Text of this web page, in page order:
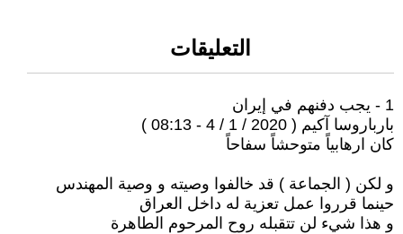
التعليقات
1 - يجب دفنهم في إيران
بارباروسا آكيم ( 2020 / 1 / 4 - 08:13 )
كان ارهابياً متوحشاً سفاحاً
و لكن ( الجماعة ) قد خالفوا وصيته و وصية المهندس
حينما قرروا عمل تعزية له داخل العراق
و هذا شيء لن تتقبله روح المرحوم الطاهرة